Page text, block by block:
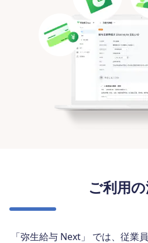
ご利用
「弥生給与 Next」 では、従業